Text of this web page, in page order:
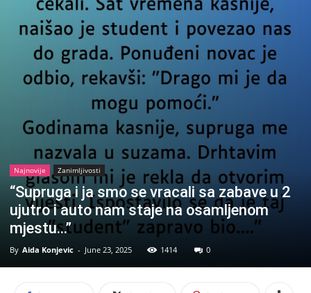
Najnovije Zanimljivosti
“Supruga i ja smo se vracali sa zabave u 2
ujutro i auto nam staje na osamljenom
mjestu…”
By Aida Konjevic - June 23, 2025 1414 0